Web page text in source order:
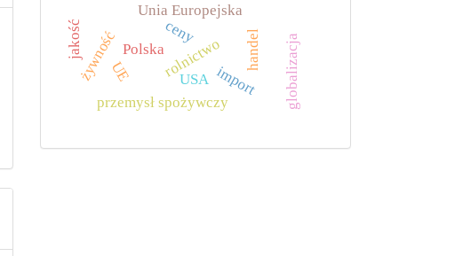
Unia Europejska
rolnictwo
import
Polska
przemysł spożywczy globalizacja
ceny
UE
handel
żywność
jakość
USA